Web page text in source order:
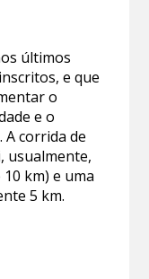
últimos
e que
o
e o
A corrida de
usualmente,
km) e uma
5 km.